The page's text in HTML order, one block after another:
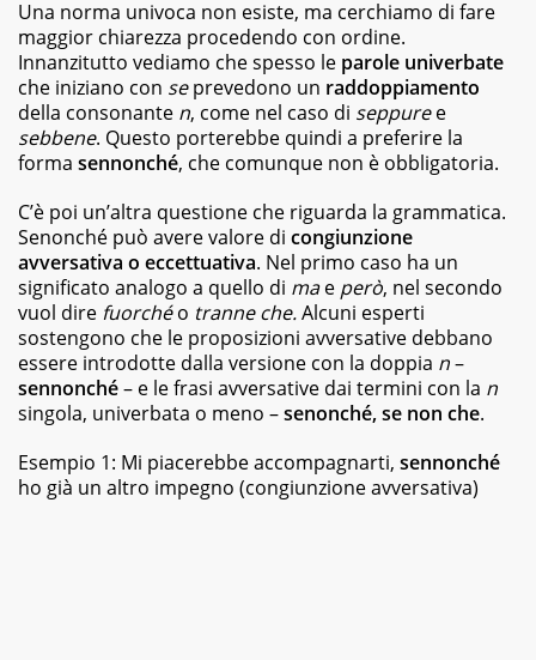
romanzi
della
letteratura
classica
ai
best
seller,
dagli
illustrati
per
bambini
ai
graphic
novel,
fino
ai
ricettari
e
fotografici.
Una norma univoca non esiste, ma cerchiamo di fare
maggior chiarezza procedendo con ordine.
Innanzitutto vediamo che spesso le parole univerbate
che iniziano con seprevedono un raddoppiamento
della consonante n, come nel caso di seppuree
sebbene. Questo porterebbe quindi a preferire la
forma sennonché, che comunque non è obbligatoria.
C’è poi un’altra questione che riguarda la grammatica.
Senonché può avere valore di congiunzione
avversativa o eccettuativa. Nel primo caso ha un
significato analogo a quello di mae però, nel secondo
vuol dire fuorchéo tranne che.Alcuni esperti
sostengono che le proposizioni avversative debbano
essere introdotte dalla versione con la doppia n–
sennonché– e le frasi avversative dai termini con la n
singola, univerbata o meno –senonché,se non che.
Esempio 1: Mi piacerebbe accompagnarti, sennonché
ho già un altro impegno (congiunzione avversativa)